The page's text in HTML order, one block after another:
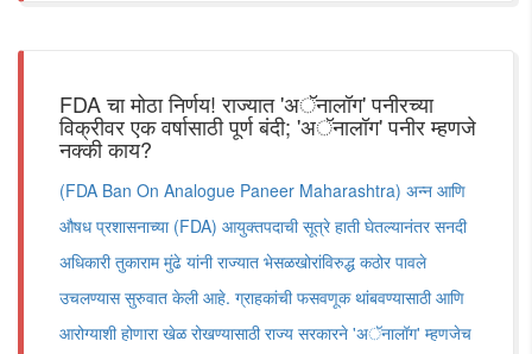
FDA चा मोठा निर्णय! राज्यात 'अॅनालॉग' पनीरच्या
विक्रीवर एक वर्षासाठी पूर्ण बंदी; 'अॅनालॉग' पनीर म्हणजे
नक्की काय?
(FDA Ban On Analogue Paneer Maharashtra) अन्न आणि
औषध प्रशासनाच्या (FDA) आयुक्तपदाची सूत्रे हाती घेतल्यानंतर सनदी
अधिकारी तुकाराम मुंढे यांनी राज्यात भेसळखोरांविरुद्ध कठोर पावले
उचलण्यास सुरुवात केली आहे. ग्राहकांची फसवणूक थांबवण्यासाठी आणि
आरोग्याशी होणारा खेळ रोखण्यासाठी राज्य सरकारने 'अॅनालॉग' म्हणजेच